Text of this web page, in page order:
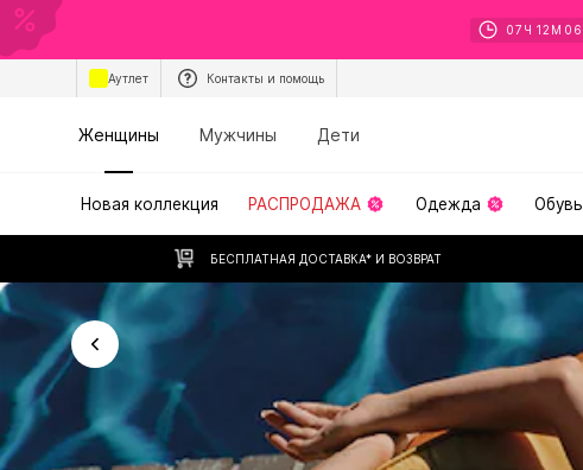
07 Ч 12 М 04
Аутлет Контакты и помощь
Женщины Мужчины Дети
Новая коллекция РАСПРОДАЖА Одежда Обувь
БЕСПЛАТНАЯ ДОСТАВКА* И ВОЗВРАТ